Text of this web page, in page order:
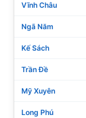
Vĩnh Châu
Ngã Năm
Kế Sách
Trần Đề
Mỹ Xuyên
Long Phú